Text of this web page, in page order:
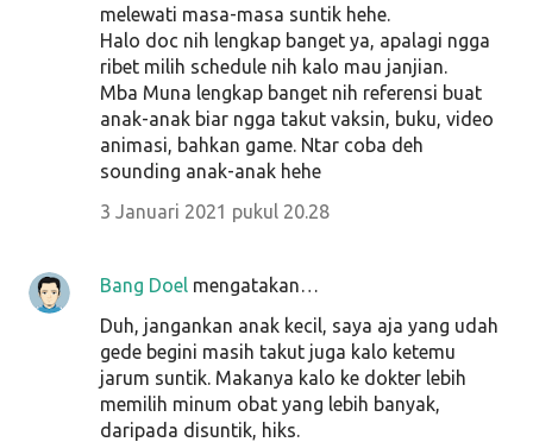
melewati masa-masa suntik hehe.
Halo doc nih lengkap banget ya, apalagi ngga
ribet milih schedule nih kalo mau janjian.
Mba Muna lengkap banget nih referensi buat
anak-anak biar ngga takut vaksin, buku, video
animasi, bahkan game. Ntar coba deh
sounding anak-anak hehe
3 Januari 2021 pukul 20.28
Bang Doel mengatakan…
Duh, jangankan anak kecil, saya aja yang udah
gede begini masih takut juga kalo ketemu
jarum suntik. Makanya kalo ke dokter lebih
memilih minum obat yang lebih banyak,
daripada disuntik, hiks.